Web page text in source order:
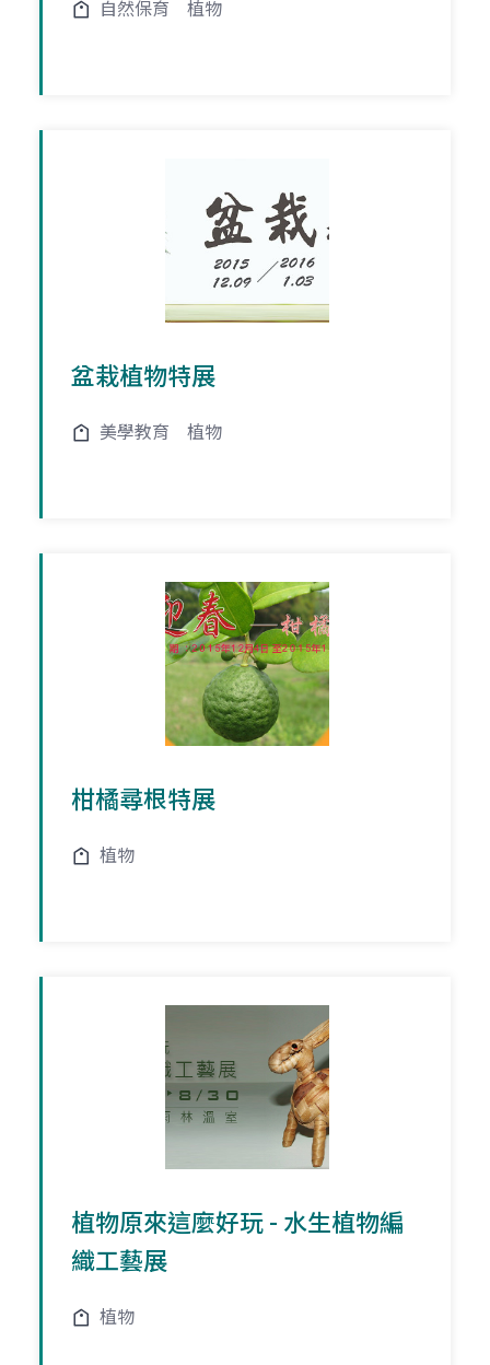
自然保育 植物
盆栽植物特展
美學教育 植物
柑橘尋根特展
植物
植物原來這麼好玩 - 水生植物編
織工藝展
植物